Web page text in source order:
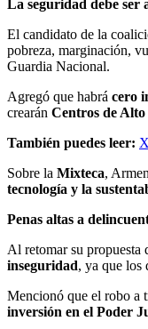
La seguridad debe ser
El candidato de la
pobreza, marginación,
Guardia Nacional.
Agregó que habrá cero
crearán Centros de
También puedes leer:
Sobre la Mixteca,
tecnología y la
Penas altas a
Al retomar su propuesta
inseguridad, ya que los
Mencionó que el robo a
inversión en el Poder